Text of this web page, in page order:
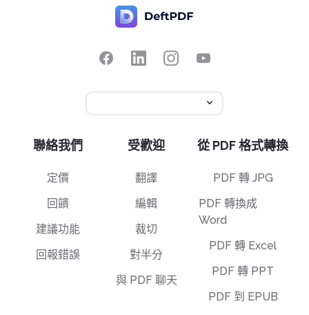
聯絡我們
定價
回饋
建議功能
回報錯誤
受歡迎
翻譯
編輯
裁切
對半分
與 PDF 聊天
從 PDF 格式轉換
PDF 轉 JPG
PDF 轉換成
Word
PDF 轉 Excel
PDF 轉 PPT
PDF 到 EPUB